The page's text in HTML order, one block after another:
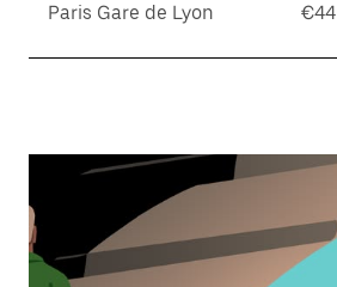
Paris Gare de Lyon €44